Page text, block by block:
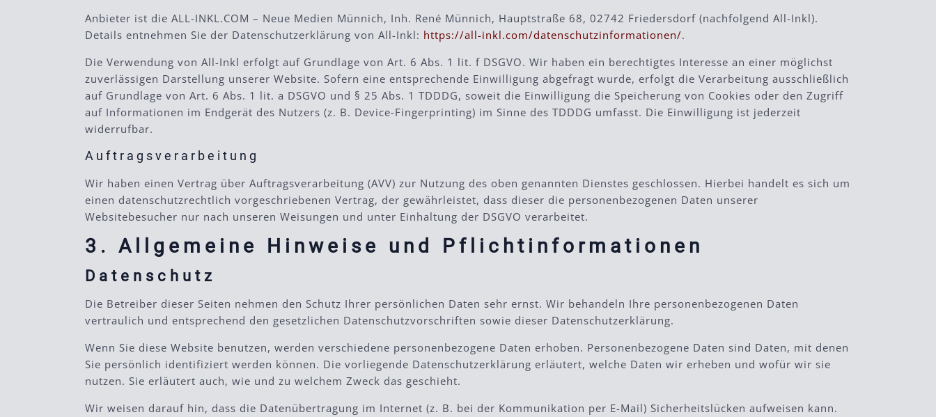
Anbieter ist die ALL-INKL.COM – Neue Medien Münnich, Inh. René Münnich, Hauptstraße 68, 02742 Friedersdorf (nachfolgend All-Inkl).
Details entnehmen Sie der Datenschutzerklärung von All-Inkl: https://all-inkl.com/datenschutzinformationen/.
Die Verwendung von All-Inkl erfolgt auf Grundlage von Art. 6 Abs. 1 lit. f DSGVO. Wir haben ein berechtigtes Interesse an einer möglichst
zuverlässigen Darstellung unserer Website. Sofern eine entsprechende Einwilligung abgefragt wurde, erfolgt die Verarbeitung ausschließlich
auf Grundlage von Art. 6 Abs. 1 lit. a DSGVO und § 25 Abs. 1 TDDDG, soweit die Einwilligung die Speicherung von Cookies oder den Zugriff
auf Informationen im Endgerät des Nutzers (z. B. Device-Fingerprinting) im Sinne des TDDDG umfasst. Die Einwilligung ist jederzeit
widerrufbar.
Auftragsverarbeitung
Wir haben einen Vertrag über Auftragsverarbeitung (AVV) zur Nutzung des oben genannten Dienstes geschlossen. Hierbei handelt es sich um
einen datenschutzrechtlich vorgeschriebenen Vertrag, der gewährleistet, dass dieser die personenbezogenen Daten unserer
Websitebesucher nur nach unseren Weisungen und unter Einhaltung der DSGVO verarbeitet.
3. Allgemeine Hinweise und Pflicht­informationen
Datenschutz
Die Betreiber dieser Seiten nehmen den Schutz Ihrer persönlichen Daten sehr ernst. Wir behandeln Ihre personenbezogenen Daten
vertraulich und entsprechend den gesetzlichen Datenschutzvorschriften sowie dieser Datenschutzerklärung.
Wenn Sie diese Website benutzen, werden verschiedene personenbezogene Daten erhoben. Personenbezogene Daten sind Daten, mit denen
Sie persönlich identifiziert werden können. Die vorliegende Datenschutzerklärung erläutert, welche Daten wir erheben und wofür wir sie
nutzen. Sie erläutert auch, wie und zu welchem Zweck das geschieht.
Wir weisen darauf hin, dass die Datenübertragung im Internet (z. B. bei der Kommunikation per E-Mail) Sicherheitslücken aufweisen kann.